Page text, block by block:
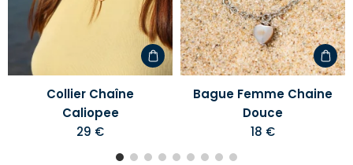
liste
d'envies
Collier Chaîne
Caliopee
29 €
liste
Bague Femme Chaine
Douce
18 €